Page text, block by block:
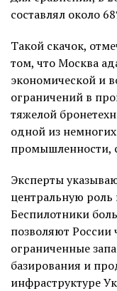
составлял около
Такой скачок,
том, что Москва
экономической и
ограничений в
тяжелой
одной из
промышленности,
Эксперты
центральную роль
Беспилотники
позволяют России
ограниченные
базирования и
инфраструктуре